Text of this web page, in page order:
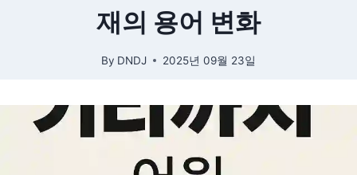
재의 용어 변화
By DNDJ 2025년 09월 23일